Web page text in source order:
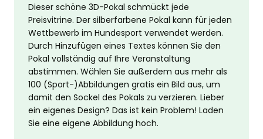
Dieser schöne 3D-Pokal schmückt jede
Preisvitrine. Der silberfarbene Pokal kann für jeden
Wettbewerb im Hundesport verwendet werden.
Durch Hinzufügen eines Textes können Sie den
Pokal vollständig auf Ihre Veranstaltung
abstimmen. Wählen Sie außerdem aus mehr als
100 (Sport-)Abbildungen gratis ein Bild aus, um
damit den Sockel des Pokals zu verzieren. Lieber
ein eigenes Design? Das ist kein Problem! Laden
Sie eine eigene Abbildung hoch.